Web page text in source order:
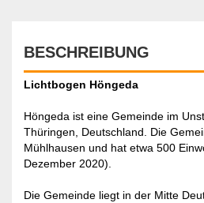
BESCHREIBUNG
Lichtbogen Höngeda
Höngeda ist eine Gemeinde im
Thüringen, Deutschland. Die
Mühlhausen und hat etwa 500
Dezember 2020).
Die Gemeinde liegt in der Mitte